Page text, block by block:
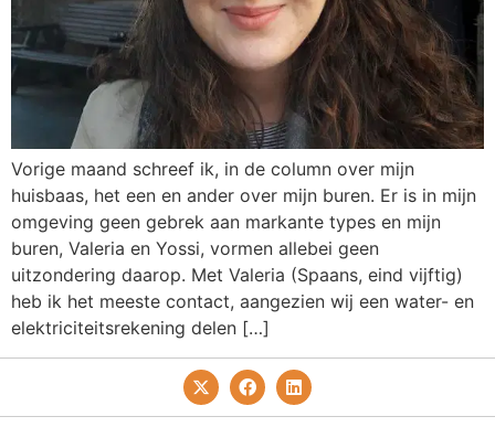
Vorige maand schreef ik, in de column over mijn
huisbaas, het een en ander over mijn buren. Er is in mijn
omgeving geen gebrek aan markante types en mijn
buren, Valeria en Yossi, vormen allebei geen
uitzondering daarop. Met Valeria (Spaans, eind vijftig)
heb ik het meeste contact, aangezien wij een water- en
elektriciteitsrekening delen […]